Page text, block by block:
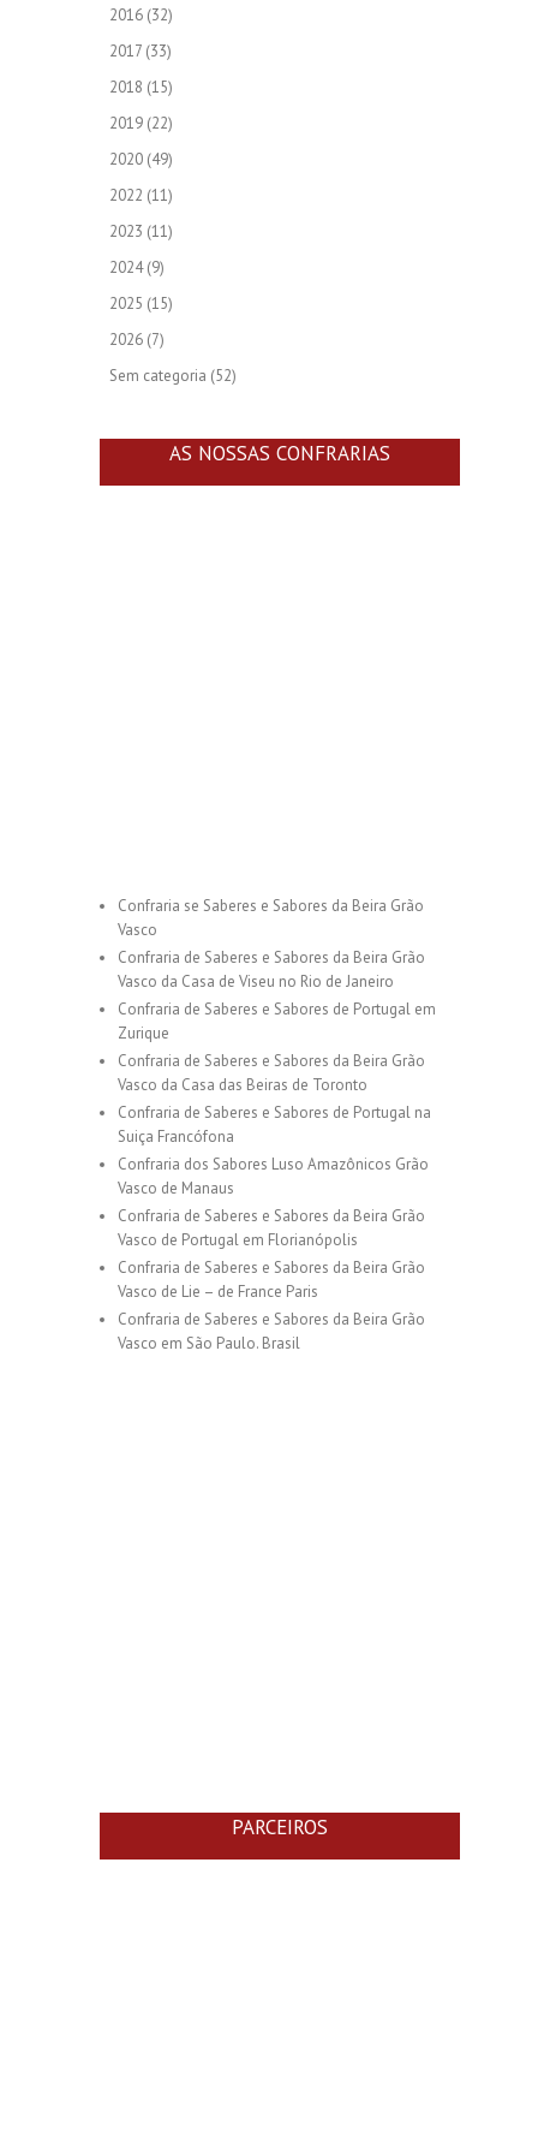
2016 (32)
2017 (33)
2018 (15)
2019 (22)
2020 (49)
2022 (11)
2023 (11)
2024(9)
2025 (15)
2026 (7)
Sem categoria (52)
AS NOSSAS CONFRARIAS
Confraria se Saberes e Sabores da Beira Grão
Vasco
Confraria de Saberes e Sabores da Beira Grão
Vasco da Casa de Viseu no Rio de Janeiro
Confraria de Saberes e Sabores de Portugal em
Zurique
Confraria de Saberes e Sabores da Beira Grão
Vasco da Casa das Beiras de Toronto
Confraria de Saberes e Sabores de Portugal na
Suiça Francófona
Confraria dos Sabores Luso Amazônicos Grão
Vasco de Manaus
Confraria de Saberes e Sabores da Beira Grão
Vasco de Portugal em Florianópolis
Confraria de Saberes e Sabores da Beira Grão
Vasco de Lie – de France Paris
Confraria de Saberes e Sabores da Beira Grão
Vasco em São Paulo. Brasil
PARCEIROS